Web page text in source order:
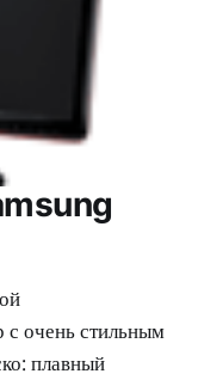
очень стильным
плавный